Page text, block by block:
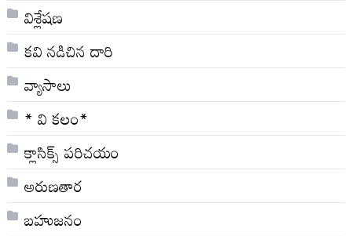
విశ్లేషణ
కవి నడిచిన దారి
వ్యాసాలు
* వి క‌లం*
క్లాసిక్స్ ప‌రిచ‌యం
అరుణతార
బహుజనం